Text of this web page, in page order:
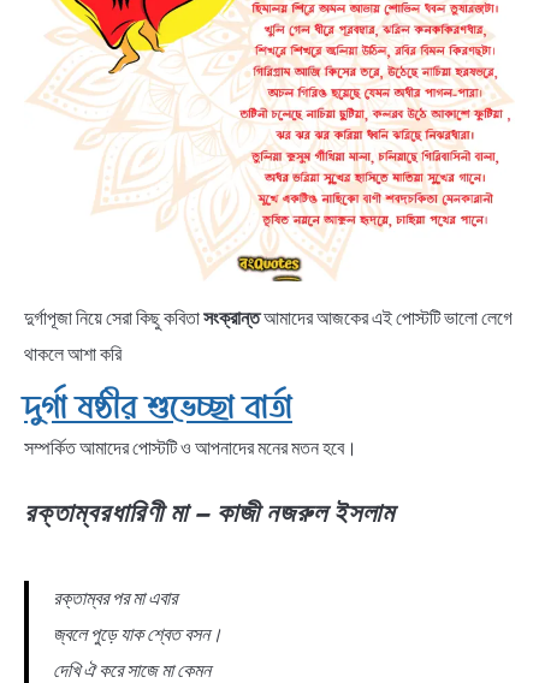
দুর্গাপূজা নিয়ে সেরা কিছু কবিতাসংক্রান্তআমাদের আজকের এই পোস্টটি ভালো লেগে
থাকলে আশা করি
দুর্গা ষষ্ঠীর শুভেচ্ছা বার্তা
সম্পর্কিত আমাদের পোস্টটি ও আপনাদের মনের মতন হবে।
রক্তাম্বরধারিণী মা – কাজী নজরুল ইসলাম
রক্তাম্বর পর মা এবার
জ্বলে পুড়ে যাক শ্বেত বসন।
দেখি ঐ করে সাজে মা কেমন